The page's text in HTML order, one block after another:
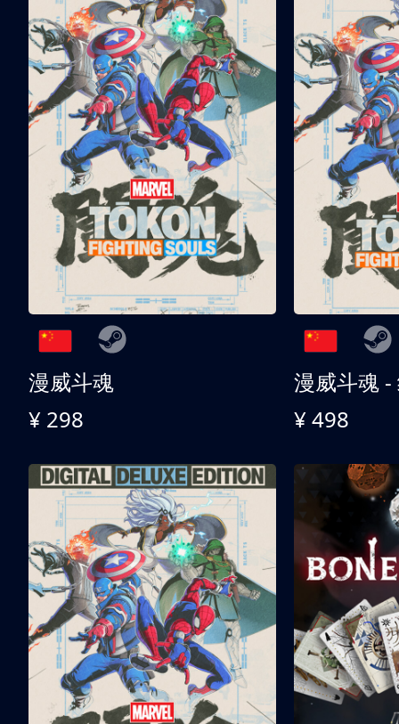
漫威斗魂
¥ 298
漫威斗魂 -
¥ 498